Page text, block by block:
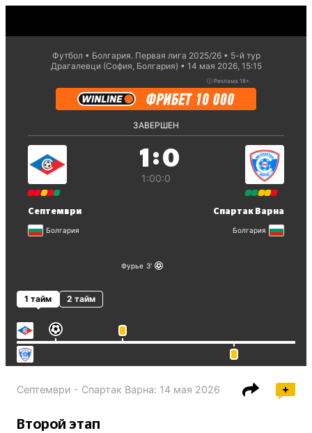
Футбол Болгария. Первая лига 2025/26
5-й тур
Драгалевци (София, Болгария)
14 мая 2026, 15:15
ⓘ Реклама 18+.
ЗАВЕРШЕН
Септември
Болгария
1 :0
1:00:0
Спартак Варна
Болгария
Фурье 3
1 тайм 2 тайм
Септември - Спартак Варна: 14 мая 2026
Второй этап